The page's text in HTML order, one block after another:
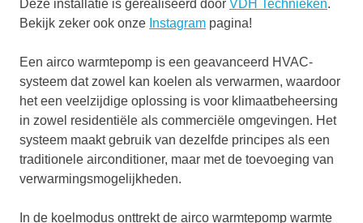
Deze installatie is gerealiseerd door VDH Technieken.
Bekijk zeker ook onze Instagram pagina!
Een airco warmtepomp is een geavanceerd HVAC-
systeem dat zowel kan koelen als verwarmen, waardoor
het een veelzijdige oplossing is voor klimaatbeheersing
in zowel residentiële als commerciële omgevingen. Het
systeem maakt gebruik van dezelfde principes als een
traditionele airconditioner, maar met de toevoeging van
verwarmingsmogelijkheden.
In de koelmodus onttrekt de airco warmtepomp warmte